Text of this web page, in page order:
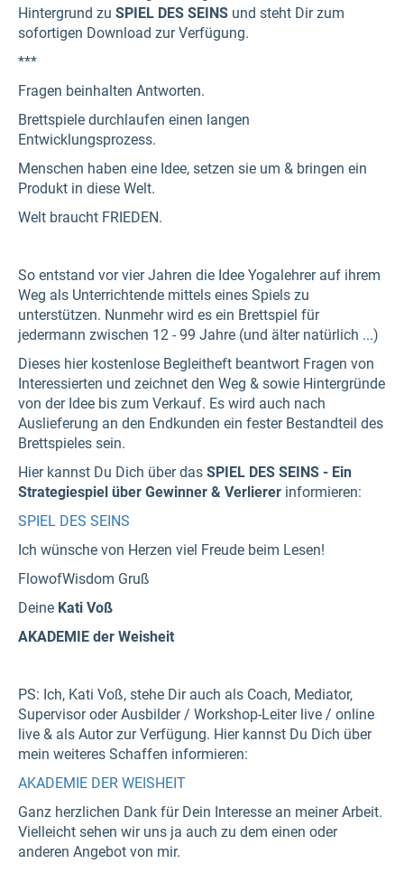
Hintergrund zu SPIEL DES SEINS und steht Dir zum
sofortigen Download zur Verfügung.
***
Fragen beinhalten Antworten.
Brettspiele durchlaufen einen langen
Entwicklungsprozess.
Menschen haben eine Idee, setzen sie um & bringen ein
Produkt in diese Welt.
Welt braucht FRIEDEN.
So entstand vor vier Jahren die Idee Yogalehrer auf ihrem
Weg als Unterrichtende mittels eines Spiels zu
unterstützen. Nunmehr wird es ein Brettspiel für
jedermann zwischen 12 - 99 Jahre (und älter natürlich ...)
Dieses hier kostenlose Begleitheft beantwort Fragen von
Interessierten und zeichnet den Weg & sowie Hintergründe
von der Idee bis zum Verkauf. Es wird auch nach
Auslieferung an den Endkunden ein fester Bestandteil des
Brettspieles sein.
Hier kannst Du Dich über das SPIEL DES SEINS - Ein
Strategiespiel über Gewinner & Verlierer informieren:
SPIEL DES SEINS
Ich wünsche von Herzen viel Freude beim Lesen!
FlowofWisdom Gruß
Deine Kati Voß
AKADEMIE der Weisheit
PS: Ich, Kati Voß, stehe Dir auch als Coach, Mediator,
Supervisor oder Ausbilder / Workshop-Leiter live / online
live & als Autor zur Verfügung. Hier kannst Du Dich über
mein weiteres Schaffen informieren:
AKADEMIE DER WEISHEIT
Ganz herzlichen Dank für Dein Interesse an meiner Arbeit.
Vielleicht sehen wir uns ja auch zu dem einen oder
anderen Angebot von mir.